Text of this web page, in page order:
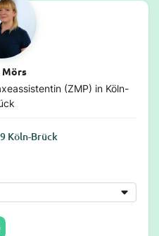
Mörs
(ZMP) in Köln-
Köln-Brück